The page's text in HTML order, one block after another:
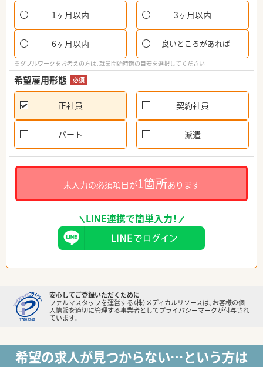
1ヶ月以内 3ヶ月以内
6ヶ月以内 良いところがあれば
※ダブルワークをお考えの方は、就業開始時期の目安を選択してください
希望雇用形態 必須
正社員 契約社員
パート 派遣
未入力の必須項目が1箇所あります
LINE連携で簡単入力！
安心してご登録いただくために
ファルマスタッフを運営する（株）メディカルリソースは、お客様の個
人情報を適切に管理する事業者としてプライバシーマークが付与され
ています。
希望の求人が見つからない…という方は